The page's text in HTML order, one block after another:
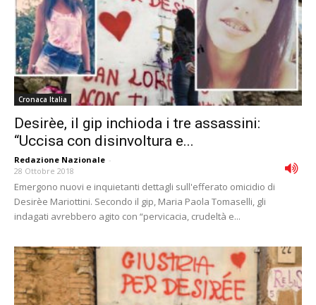
Cronaca Italia
Desirèe, il gip inchioda i tre assassini:
“Uccisa con disinvoltura e...
Redazione Nazionale -
28 Ottobre 2018
Emergono nuovi e inquietanti dettagli sull'efferato omicidio di
Desirèe Mariottini. Secondo il gip, Maria Paola Tomaselli, gli
indagati avrebbero agito con “pervicacia, crudeltà e...